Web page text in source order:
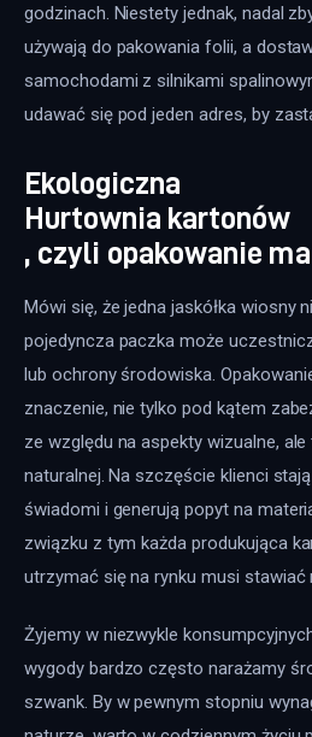
godzinach. Niestety jednak, nadal
używają do pakowania folii, a
samochodami z silnikami
udawać się pod jeden adres, by
Ekologiczna
Hurtownia kartonów
, czyli opakowanie
Mówi się, że jedna jaskółka wiosny
pojedyncza paczka może
lub ochrony środowiska.
znaczenie, nie tylko pod kątem
ze względu na aspekty wizualne,
naturalnej. Na szczęście klienci
świadomi i generują popyt na
związku z tym każda produkująca
utrzymać się na rynku musi stawiać
Żyjemy w niezwykle
wygody bardzo często narażamy
szwank. By w pewnym stopniu